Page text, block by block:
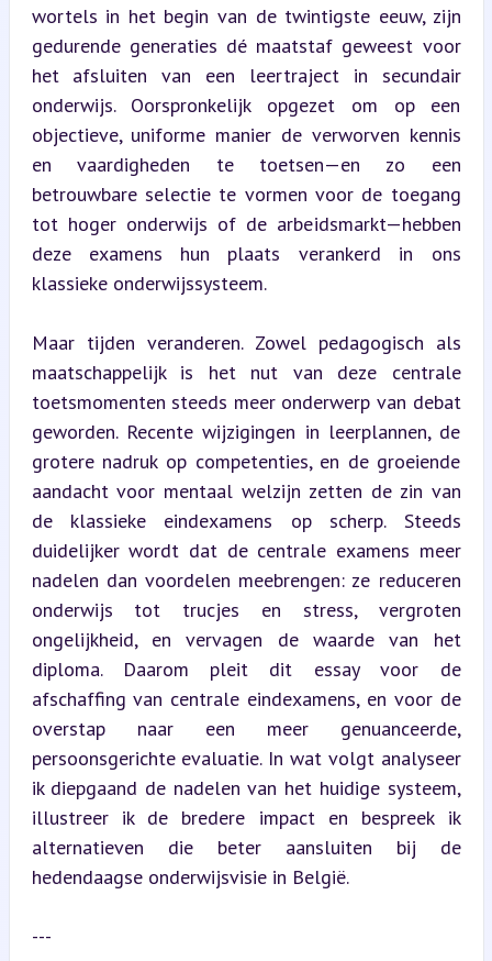
wortels in het begin van de twintigste eeuw, zijn
gedurende generaties dé maatstaf geweest voor
het afsluiten van een leertraject in secundair
onderwijs. Oorspronkelijk opgezet om op een
objectieve, uniforme manier de verworven kennis
en vaardigheden te toetsen—en zo een
betrouwbare selectie te vormen voor de toegang
tot hoger onderwijs of de arbeidsmarkt—hebben
deze examens hun plaats verankerd in ons
klassieke onderwijssysteem.
Maar tijden veranderen. Zowel pedagogisch als
maatschappelijk is het nut van deze centrale
toetsmomenten steeds meer onderwerp van debat
geworden. Recente wijzigingen in leerplannen, de
grotere nadruk op competenties, en de groeiende
aandacht voor mentaal welzijn zetten de zin van
de klassieke eindexamens op scherp. Steeds
duidelijker wordt dat de centrale examens meer
nadelen dan voordelen meebrengen: ze reduceren
onderwijs tot trucjes en stress, vergroten
ongelijkheid, en vervagen de waarde van het
diploma. Daarom pleit dit essay voor de
afschaffing van centrale eindexamens, en voor de
overstap naar een meer genuanceerde,
persoonsgerichte evaluatie. In wat volgt analyseer
ik diepgaand de nadelen van het huidige systeem,
illustreer ik de bredere impact en bespreek ik
alternatieven die beter aansluiten bij de
hedendaagse onderwijsvisie in België.
---